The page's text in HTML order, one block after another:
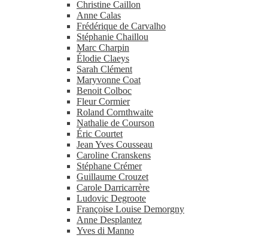
Christine Caillon
Anne Calas
Frédérique de Carvalho
Stéphanie Chaillou
Marc Charpin
Élodie Claeys
Sarah Clément
Maryvonne Coat
Benoit Colboc
Fleur Cormier
Roland Cornthwaite
Nathalie de Courson
Éric Courtet
Jean Yves Cousseau
Caroline Cranskens
Stéphane Crémer
Guillaume Crouzet
Carole Darricarrère
Ludovic Degroote
Françoise Louise Demorgny
Anne Desplantez
Yves di Manno